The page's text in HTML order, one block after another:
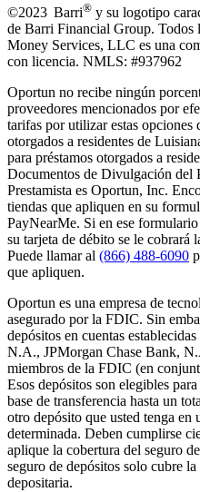
©2023 Barri® y su logotipo
de Barri Financial Group. Todos
Money Services, LLC es una
con licencia. NMLS: #937962
Oportun no recibe ningún
proveedores mencionados por
tarifas por utilizar estas opciones
otorgados a residentes de
para préstamos otorgados a
Documentos de Divulgación del
Prestamista es Oportun, Inc.
tiendas que apliquen en su
PayNearMe. Si en ese
su tarjeta de débito se le cobrará
Puede llamar al (866) 488-6090
que apliquen.
Oportun es una empresa de
asegurado por la FDIC. Sin
depósitos en cuentas
N.A., JPMorgan Chase Bank,
miembros de la FDIC (en
Esos depósitos son elegibles
base de transferencia hasta un
otro depósito que usted tenga en
determinada. Deben cumplirse
aplique la cobertura del seguro
seguro de depósitos solo cubre
depositaria.